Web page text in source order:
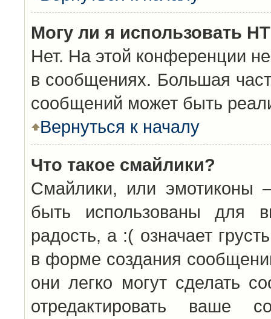
Могу ли я использовать
Нет. На этой конференции
в сообщениях. Большая
сообщений может быть
Вернуться к началу
Что такое смайлики?
Смайлики, или эмотиконы
быть использованы для
радость, а :( означает
в форме создания
они легко могут сделать
отредактировать ваше